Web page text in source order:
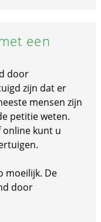
een
door
zijn dat er
mensen zijn
petitie weten.
online kunt u
moeilijk. De
door